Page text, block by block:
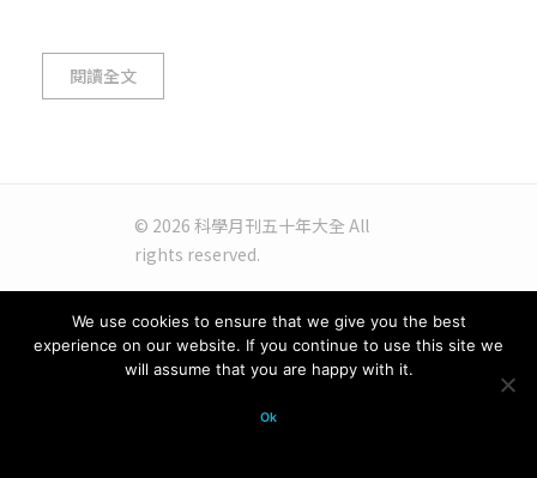
閱讀全文
© 2026 科學月刊五十年大全 All
rights reserved.
We use cookies to ensure that we give you the best
experience on our website. If you continue to use this site we
will assume that you are happy with it.
Ok